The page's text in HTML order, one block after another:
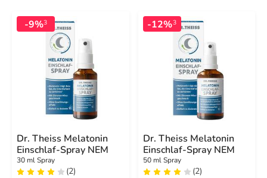
-9%3
Dr. Theiss Melatonin
Einschlaf-Spray NEM
30 ml Spray
(2)
-12%3
Dr. Theiss Melatonin
Einschlaf-Spray NEM
50 ml Spray
(2)